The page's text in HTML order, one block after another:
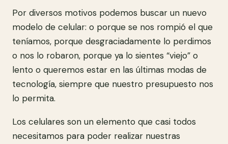
Por diversos motivos podemos buscar un nuevo
modelo de celular: o porque se nos rompió el que
teníamos, porque desgraciadamente lo perdimos
o nos lo robaron, porque ya lo sientes “viejo” o
lento o queremos estar en las últimas modas de
tecnología, siempre que nuestro presupuesto nos
lo permita.
Los celulares son un elemento que casi todos
necesitamos para poder realizar nuestras